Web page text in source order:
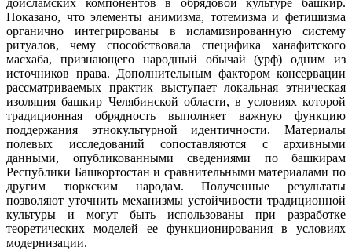
Показано, что элементы анимизма, тотемизма и фетишизма
органично интегрированы в исламизированную систему
ритуалов, чему способствовала специфика ханафитского
масхаба, признающего народный обычай (урф) одним из
источников права. Дополнительным фактором консервации
рассматриваемых практик выступает локальная этническая
изоляция башкир Челябинской области, в условиях которой
традиционная обрядность выполняет важную функцию
поддержания этнокультурной идентичности. Материалы
полевых исследований сопоставляются с архивными
данными, опубликованными сведениями по башкирам
Республики Башкортостан и сравнительными материалами по
другим тюркским народам. Полученные результаты
позволяют уточнить механизмы устойчивости традиционной
культуры и могут быть использованы при разработке
теоретических моделей ее функционирования в условиях
модернизации.